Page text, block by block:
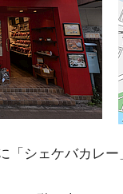
「シェケバカレ